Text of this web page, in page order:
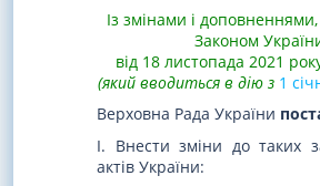
Із змінами і
Законом
від 18 листопада 2021
(який вводиться в дію з 1
Верховна Рада України
I. Внести зміни до таких
актів України: